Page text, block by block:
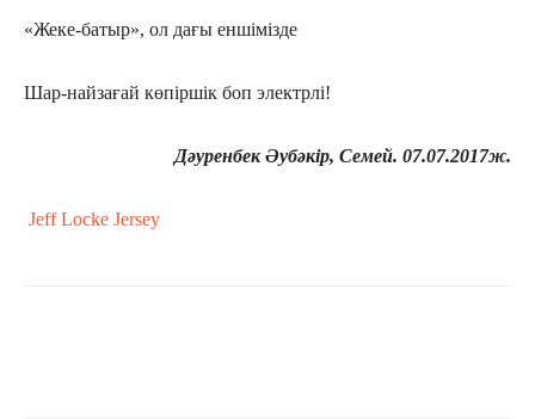
«Жеке-батыр», ол дағы еншімізде
Шар-найзағай көпіршік боп электрлі!
Дәуренбек Әубәкір, Семей. 07.07.2017ж.
Jeff Locke Jersey